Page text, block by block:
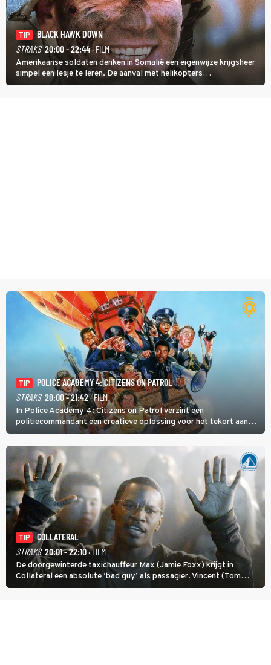
TIP
BLACK HAWK DOWN
STRAKS 20:00 - 22:44· FILM
Amerikaanse soldaten denken in Somalië een eigenwijze krijgsheer
simpel een lesje te leren. De aanval met helikopters
verloopt in Black Hawk down dramatisch.
TIP
POLICE ACADEMY 4: CITIZENS ON PATROL
STRAKS 20:00 - 21:42· FILM
In Police Academy 4: Citizens on Patrol verzint een
politiecommandant een creatieve oplossing voor het tekort aan
agenten.
TIP
COLLATERAL
STRAKS 20:01 - 22:10· FILM
De doorgewinterde taxichauffeur Max (Jamie Foxx) krijgt in
Collateral een absolute ‘bad guy’ als passagier. Vincent (Tom
Cruise) heeft hem nodig om hem de stad door te loodsen om een